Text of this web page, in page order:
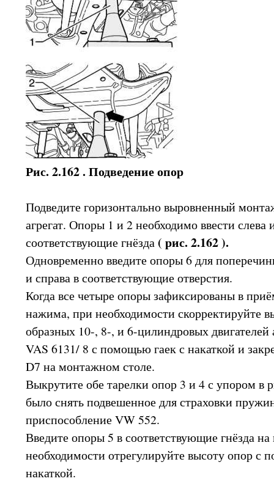
Рис. 2.162 . Подведение опор
Подведите горизонтально выровненный
агрегат. Опоры 1 и 2 необходимо ввести слева
соответствующие гнёзда ( рис. 2.162 ).
Одновременно введите опоры 6 для
и справа в соответствующие отверстия.
Когда все четыре опоры зафиксированы в
нажима, при необходимости скорректируйте
образных 10-, 8-, и 6-цилиндровых двигателей
VAS 6131/ 8 с помощью гаек с накаткой и
D7 на монтажном столе.
Выкрутите обе тарелки опор 3 и 4 с упором в
было снять подвешенное для страховки
приспособление VW 552.
Введите опоры 5 в соответствующие гнёзда
необходимости отрегулируйте высоту опор с
накаткой.